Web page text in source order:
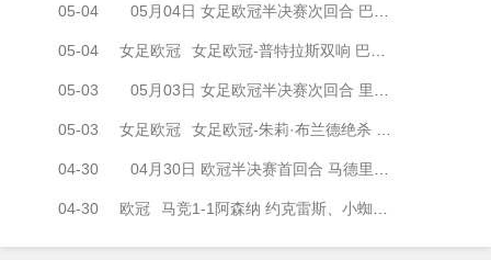
05-04 05月04日 女足欧冠半决赛次回合 巴塞罗那女足vs拜仁慕尼黑女足 全场录像
05-04 女足欧冠 女足欧冠-普特拉斯双响 巴萨两回合5-3淘汰拜仁晋级决赛
05-03 05月03日 女足欧冠半决赛次回合 里昂女足vs阿森纳女足 全场录像
05-03 女足欧冠 女足欧冠-朱莉·布兰德绝杀 里昂女足两回合4-3淘汰阿森纳进决赛
04-30 04月30日 欧冠半决赛首回合 马德里竞技vs阿森纳 全场录像
04-30 欧冠 马竞1-1阿森纳 约克雷斯、小蜘蛛均点射 埃泽点球被取消